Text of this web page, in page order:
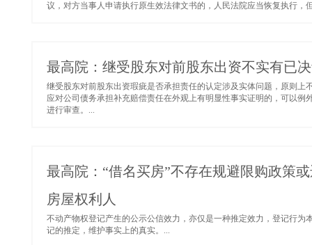
议，对方当事人申请执行原生效法律文书的，人民法院应当恢复执行，
最高院：继受股东对前股东出资不实有已
继受股东对前股东出资瑕疵是否承担责任的认定涉及实体问题，原则
应对公司债务承担补充赔偿责任在外观上有明显性事实证明的，可以
进行审查。...
最高院：“借名买房”不存在规避限购政策
房屋权利人​
不动产物权登记产生的公示公信效力，亦仅是一种推定效力，登记行
记的推定，维护事实上的真实。...